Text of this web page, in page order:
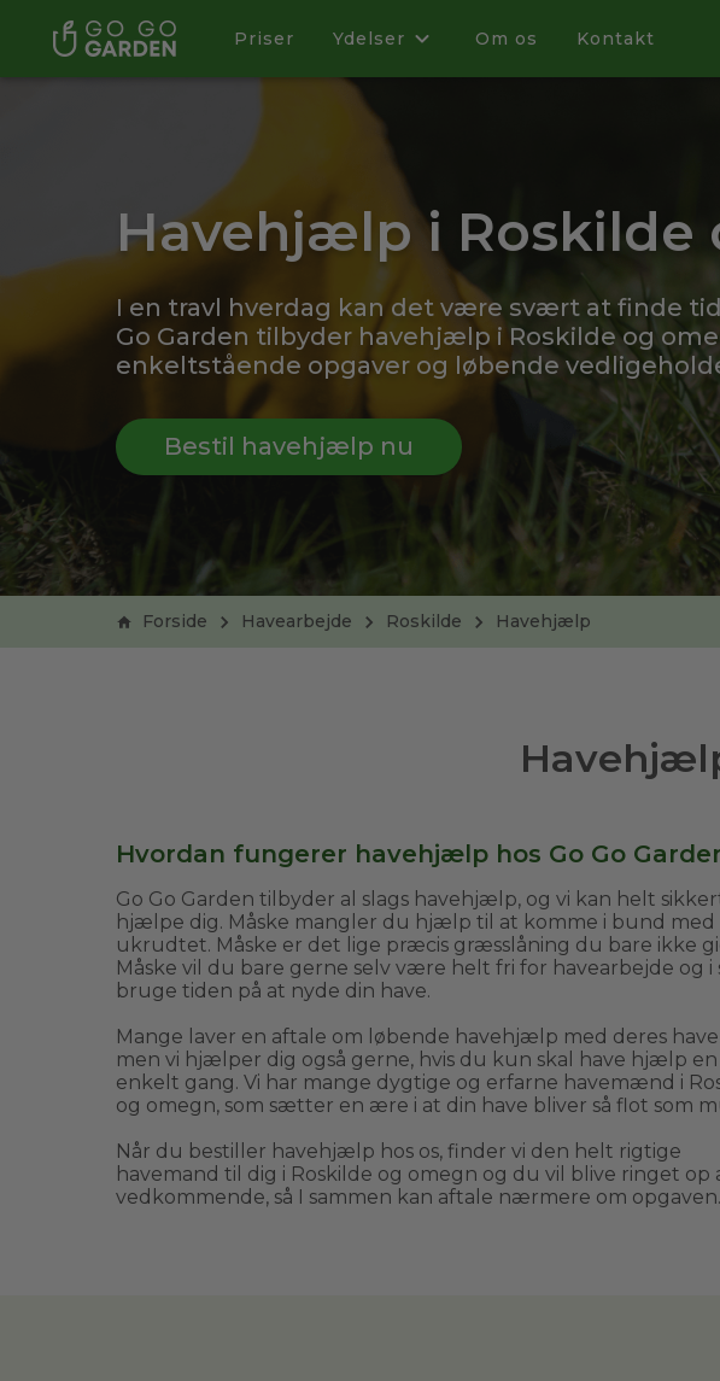
Priser Ydelser Om os Kontakt
Havehjælp i Roskilde
I en travl hverdag kan det være svært at finde
Go Garden tilbyder havehjælp i Roskilde og
enkeltstående opgaver og løbende
Bestil havehjælp nu
Forside Havearbejde Roskilde Havehjælp
Hvordan fungerer havehjælp hos Go Go
Go Go Garden tilbyder al slags havehjælp, og vi kan helt
hjælpe dig. Måske mangler du hjælp til at komme i bund med
ukrudtet. Måske er det lige præcis græsslåning du bare ikke
Måske vil du bare gerne selv være helt fri for havearbejde og i
bruge tiden på at nyde din have.
Mange laver en aftale om løbende havehjælp med deres
men vi hjælper dig også gerne, hvis du kun skal have hjælp en
enkelt gang. Vi har mange dygtige og erfarne havemænd i
og omegn, som sætter en ære i at din have bliver så flot som
Når du bestiller havehjælp hos os, finder vi den helt rigtige
havemand til dig i Roskilde og omegn og du vil blive ringet op
vedkommende, så I sammen kan aftale nærmere om opgaven.